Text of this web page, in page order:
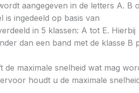
aangegeven in de letters A. B
is ingedeeld op basis van
in 5 klassen: A tot E. Hierbij
dan een band met de klasse B
de maximale snelheid wat mag
houdt u de maximale